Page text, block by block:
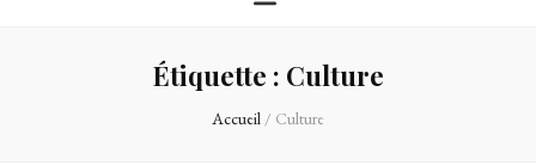
Étiquette : Culture
Accueil / Culture